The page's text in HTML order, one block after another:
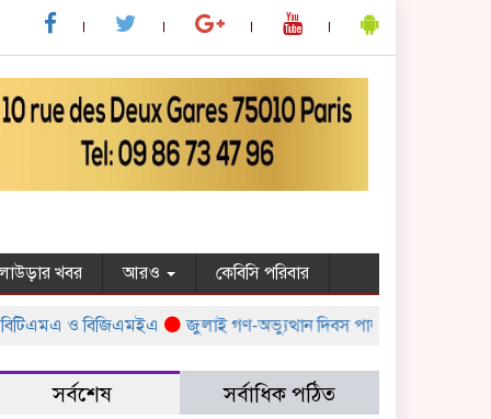
খবর আরও কেবিসি পরিবার
ও বিজিএমইএ জুলাই গণ-অভ্যুত্থান দিবস পালন উপলক্ষ্যে সরকারের
সর্বশেষ সর্বাধিক পঠিত